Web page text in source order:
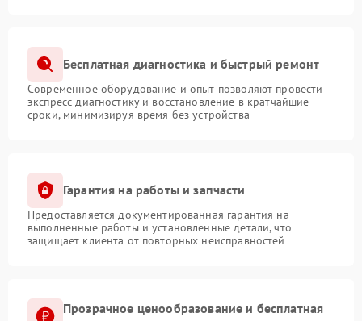
Бесплатная диагностика и быстрый ремонт
Современное оборудование и опыт позволяют провести
экспресс-диагностику и восстановление в кратчайшие
сроки, минимизируя время без устройства
Гарантия на работы и запчасти
Предоставляется документированная гарантия на
выполненные работы и установленные детали, что
защищает клиента от повторных неисправностей
Прозрачное ценообразование и бесплатная